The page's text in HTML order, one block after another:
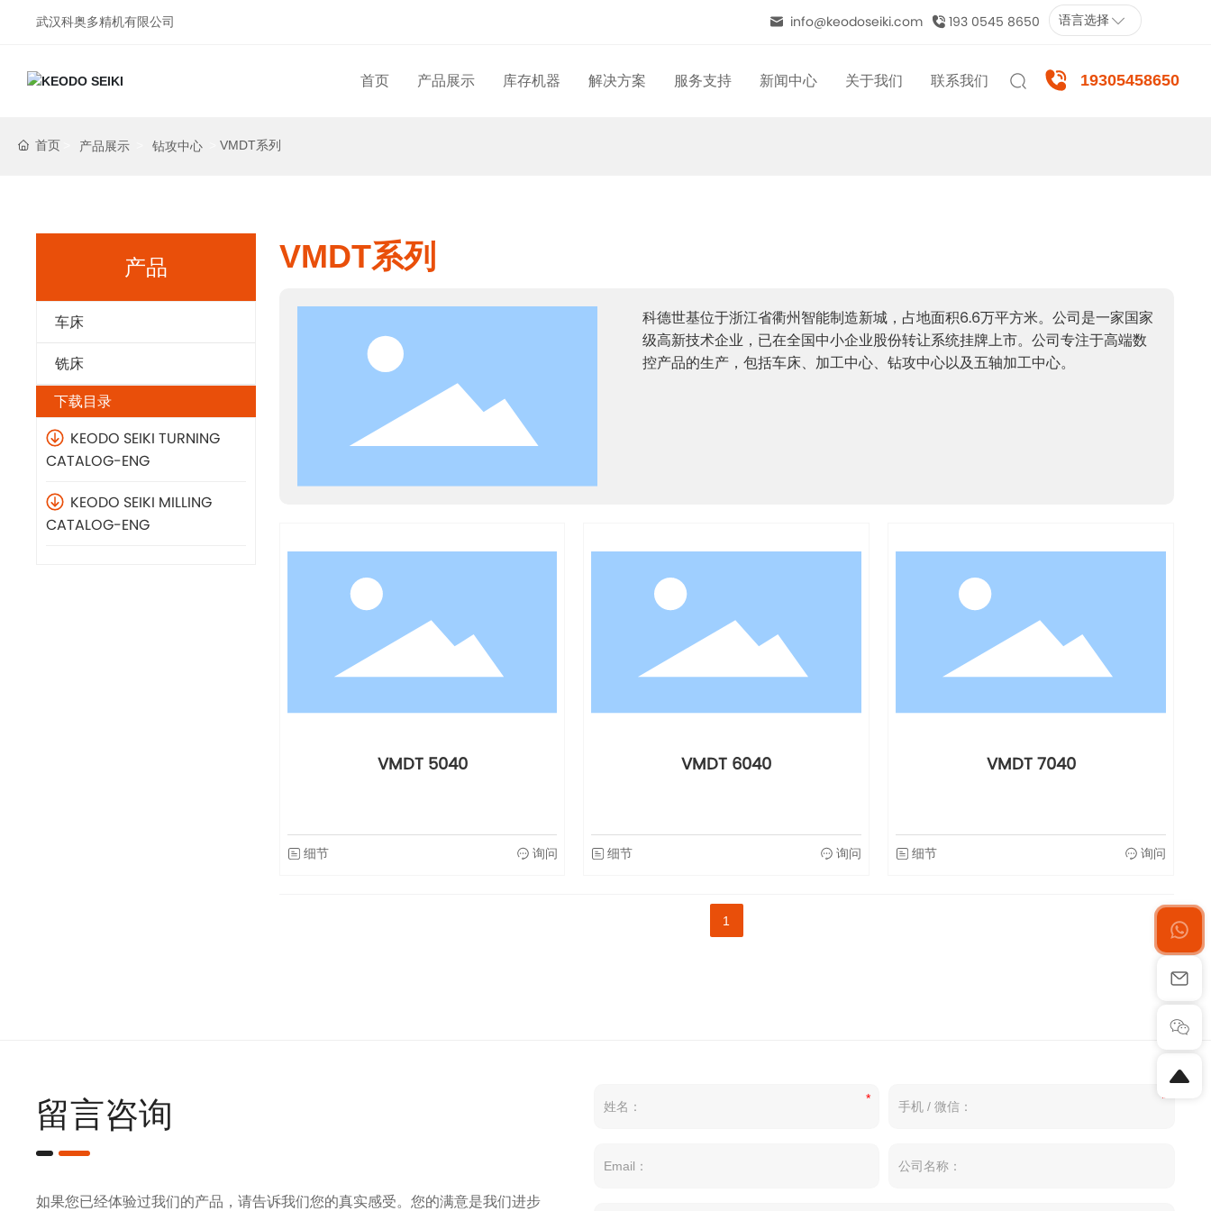
武汉科奥多精机有限公司 info@keodoseiki.com 193 0545 8650 语言选择
首页 产品展示 库存机器 解决方案 服务支持 新闻中心 关于我们
加入我们
为什么选择我们
联系我们 19305458650
首页 产品展示 钻攻中心 VMDT系列
产品
车床
铣床
下载目录
KEODO SEIKI TURNING
CATALOG-ENG
KEODO SEIKI MILLING
CATALOG-ENG
VMDT系列
科德世基位于浙江省衢州智能制造新城，占地面积6.6万平方米。公司是一家国家
级高新技术企业，已在全国中小企业股份转让系统挂牌上市。公司专注于高端数
控产品的生产，包括车床、加工中心、钻攻中心以及五轴加工中心。
VMDT 5040
细节 询问
VMDT 6040
细节 询问
VMDT 7040
细节 询问
1
留言咨询
如果您已经体验过我们的产品，请告诉我们您的真实感受。您的满意是我们进步